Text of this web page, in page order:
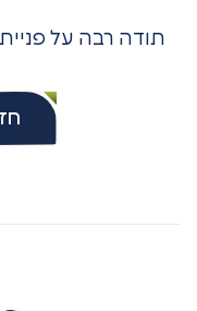
תודה רבה על